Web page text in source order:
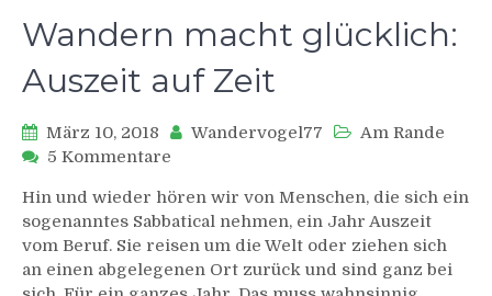
Wandern macht glücklich:
Auszeit auf Zeit
März 10, 2018 Wandervogel77
Am Rande
5 Kommentare
macht
glücklich:
Auszeit
auf
Hin und wieder hören wir von Menschen, die sich ein
sogenanntes Sabbatical nehmen, ein Jahr Auszeit
vom Beruf. Sie reisen um die Welt oder ziehen sich
an einen abgelegenen Ort zurück und sind ganz bei